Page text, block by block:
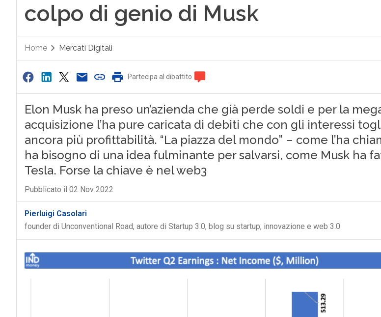
colpo di genio di Musk
Home Mercati Digitali
Partecipa al dibattito
Elon Musk ha preso un’azienda che già perde soldi e per la
acquisizione l’ha pure caricata di debiti che con gli interessi
ancora più profittabilità. “La piazza del mondo” – come l’ha
ha bisogno di una idea fulminante per salvarsi, come Musk ha
Tesla. Forse la chiave è nel web3
Pubblicato il 02 Nov 2022
Pierluigi Casolari
founder di Unconventional Road, autore di Startup 3.0, blog su startup, innovazione e web 3.0